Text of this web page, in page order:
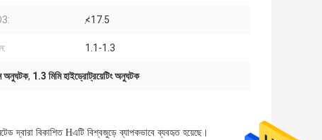
≮17.5
1.1-1.3
অনুঘটক, 1.3 মিমি হাইড্রোট্রয়েটিং অনুঘটক
দ্বারা বিকাশিত Hএটি বিশ্বজুড়ে ব্যাপকভাবে ব্যবহৃত হয়েছে।